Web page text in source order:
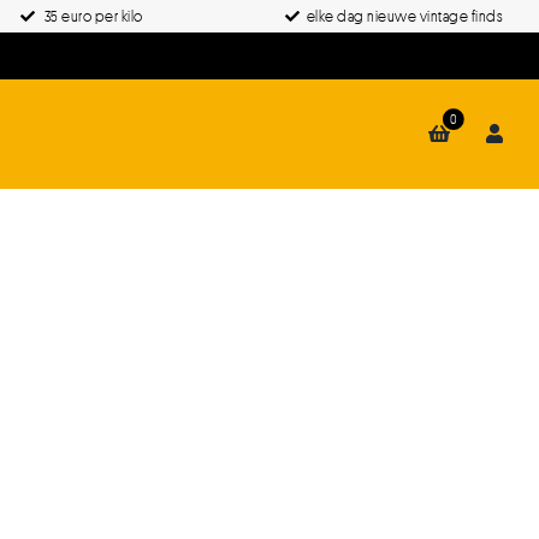
35 euro per kilo elke dag nieuwe vintage finds
0